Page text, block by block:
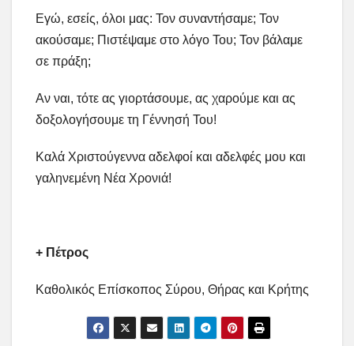
Εγώ, εσείς, όλοι μας: Τον συναντήσαμε; Τον
ακούσαμε; Πιστέψαμε στο λόγο Του; Τον βάλαμε
σε πράξη;
Αν ναι, τότε ας γιορτάσουμε, ας χαρούμε και ας
δοξολογήσουμε τη Γέννησή Του!
Καλά Χριστούγεννα αδελφοί και αδελφές μου και
γαληνεμένη Νέα Χρονιά!
+ Πέτρος
Καθολικός Επίσκοπος Σύρου, Θήρας και Κρήτης